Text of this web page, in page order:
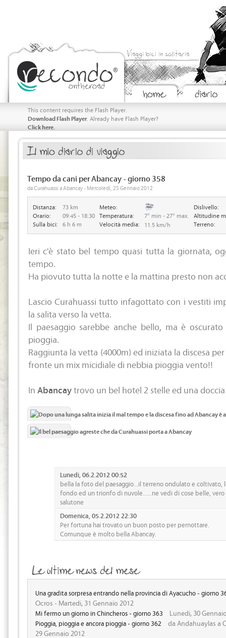
Viaggi bici in solitaria
This content requires the Flash Player.
Download Flash Player. Already have Flash Player?
Click here.
Tempo da cani per Abancay - giorno 358
da Curahuassi a Abancay - Mercoledi, 25 Gennaio 2012
Distanza:
Orario:
Sulla bici:
73 km
09:45 - 18:30
6 h 6 m
Meteo:
Temperatura:
Velocità media:
7° min - 27° max.
11.5 km/h
Dislivello:
Altitudine
Terreno:
Ieri c'è stato bel tempo quasi tutta la giornata,
tempo.
Ha piovuto tutta la notte e la mattina presto non
Lascio Curahuassi tutto infagottato con i vestiti
la salita verso la vetta.
Il paesaggio sarebbe anche bello, ma è
pioggia.
Raggiunta la vetta (4000m) ed iniziata la discesa
fronte un mix micidiale di nebbia pioggia vento!!
In Abancaytrovo un bel hotel 2 stelle ed una
Lunedi, 06.2.2012 00:52
bella la foto del paesaggio...il terreno ondulato e coltivato,
fondo ed un trionfo di nuvole......ne vedi di cose belle, vero
salutone
Domenica, 05.2.2012 22:30
Per fortuna hai trovato un buon posto per pernottare.
Comunque è molto bella Abancay.
Una gradita sorpresa entrando nella provincia di Ayacucho - giorno
Ocros - Martedi, 31 Gennaio 2012
Mi fermo un giorno in Chincheros - giorno 363 Lunedi, 30
Pioggia, pioggia e ancora pioggia - giorno 362
da Andahuaylas a
29 Gennaio 2012